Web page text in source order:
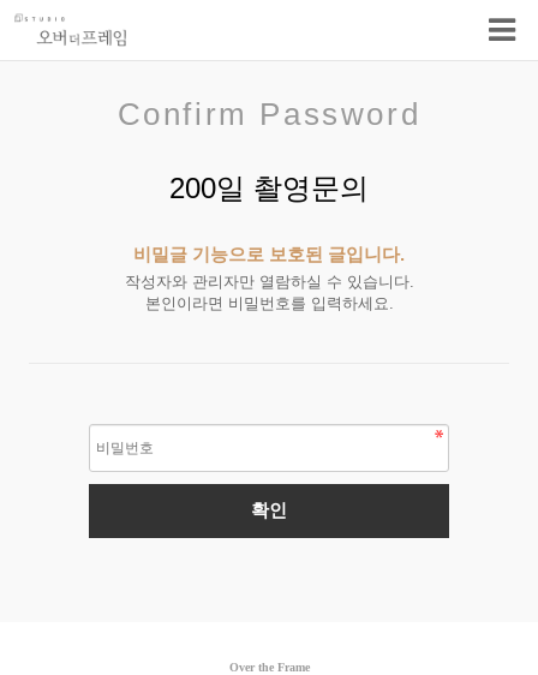
Confirm Password
200일 촬영문의
비밀글 기능으로 보호된 글입니다.
작성자와 관리자만 열람하실 수 있습니다.
본인이라면 비밀번호를 입력하세요.
Over the Frame